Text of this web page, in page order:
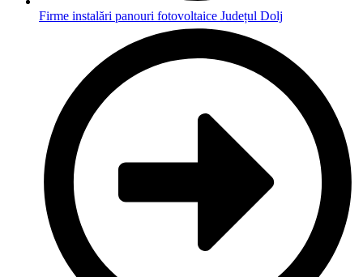
Firme instalări panouri fotovoltaice Județul Dolj